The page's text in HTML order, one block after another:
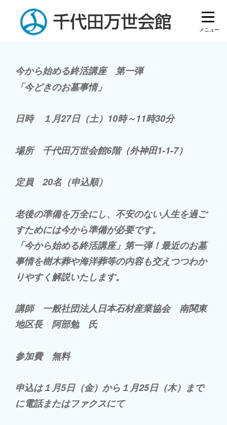
content
今から始める終活講座 第一弾
「今どきのお墓事情」
日時 １月27日（土）10時～11時30分
場所 千代田万世会館6階（外神田1-1-7）
定員 20名（申込順）
老後の準備を万全にし、不安のない人生を過ご
すためには今から準備が必要です。
「今から始める終活講座」第一弾！最近のお墓
事情を樹木葬や海洋葬等の内容も交えつつわか
りやすく解説いたします。
講師 一般社団法人日本石材産業協会 南関東
地区長 阿部勉 氏
参加費 無料
申込は１月5日（金）から１月25日（木）まで
に電話またはファクスにて
投
稿
ナ
ゲ
シ
ョ
ン